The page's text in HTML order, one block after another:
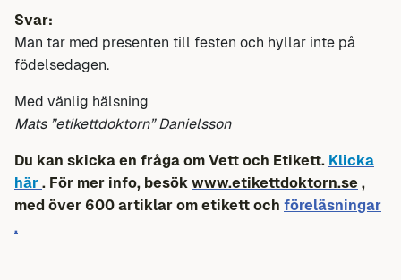
Svar:
Man tar med presenten till festen och hyllar inte på
födelsedagen.
Med vänlig hälsning
Mats ”etikettdoktorn” Danielsson
Du kan skicka en fråga om Vett och Etikett. Klicka
här . För mer info, besök www.etikettdoktorn.se ,
med över 600 artiklar om etikett och föreläsningar
.